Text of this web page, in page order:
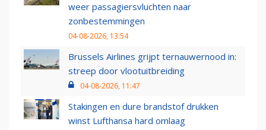
weer passagiersvluchten naar
zonbestemmingen
04-08-2026, 13:54
Brussels Airlines grijpt ternauwernood in:
streep door vlootuitbreiding
04-08-2026, 11:47
Stakingen en dure brandstof drukken
winst Lufthansa hard omlaag